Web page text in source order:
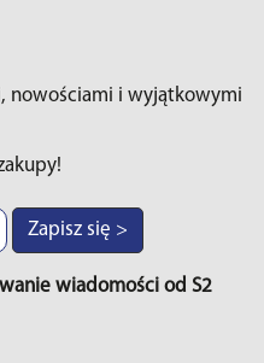
nowościami i wyjątkowymi
Zapisz się >
wiadomości od S2